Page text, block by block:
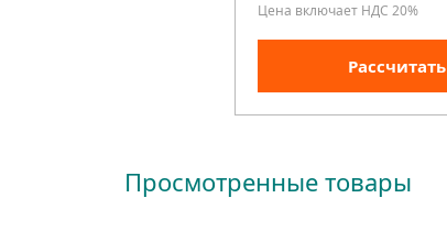
Цена включает НДС 20%
Рассчитать
Просмотренные товары